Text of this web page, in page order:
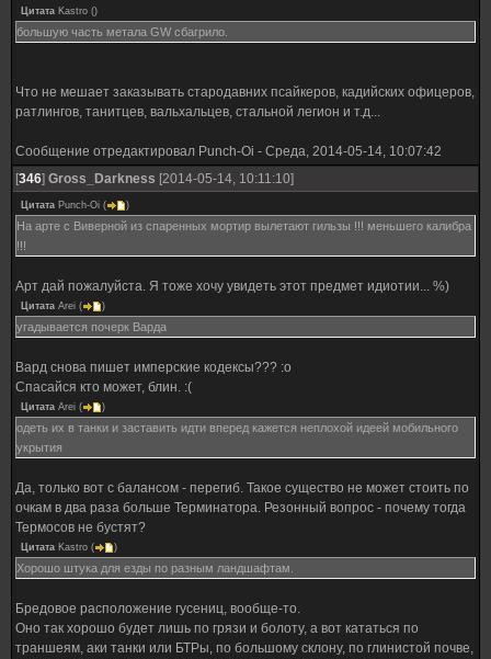
Цитата Kastro ()
большую часть метала GW сбагрило.
Что не мешает заказывать стародавних псайкеров, кадийских офицеров,
ратлингов, танитцев, вальхальцев, стальной легион и т.д...
Сообщение отредактировал Punch-Oi - Среда, 2014-05-14, 10:07:42
[346] Gross_Darkness [2014-05-14, 10:11:10]
Цитата Punch-Oi ( )
На арте с Виверной из спаренных мортир вылетают гильзы !!! меньшего калибра
!!!
Арт дай пожалуйста. Я тоже хочу увидеть этот предмет идиотии... %)
Цитата Arei ( )
угадывается почерк Варда
Вард снова пишет имперские кодексы??? :o
Спасайся кто может, блин. :(
Цитата Arei ( )
одеть их в танки и заставить идти вперед кажется неплохой идеей мобильного
укрытия
Да, только вот с балансом - перегиб. Такое существо не может стоить по
очкам в два раза больше Терминатора. Резонный вопрос - почему тогда
Термосов не бустят?
Цитата Kastro ( )
Хорошо штука для езды по разным ландшафтам.
Бредовое расположение гусениц, вообще-то.
Оно так хорошо будет лишь по грязи и болоту, а вот кататься по
траншеям, аки танки или БТРы, по большому склону, по глинистой почве,